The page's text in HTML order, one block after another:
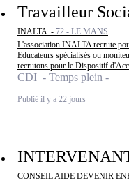
Travailleur
INALTA - 72 - LE MANS
L'association INALTA recrute
Educateurs spécialisés ou
recrutons pour le Dispositif
CDI - Temps plein
Publié il y a 22 jours
CONSEIL AIDE DEVENIR